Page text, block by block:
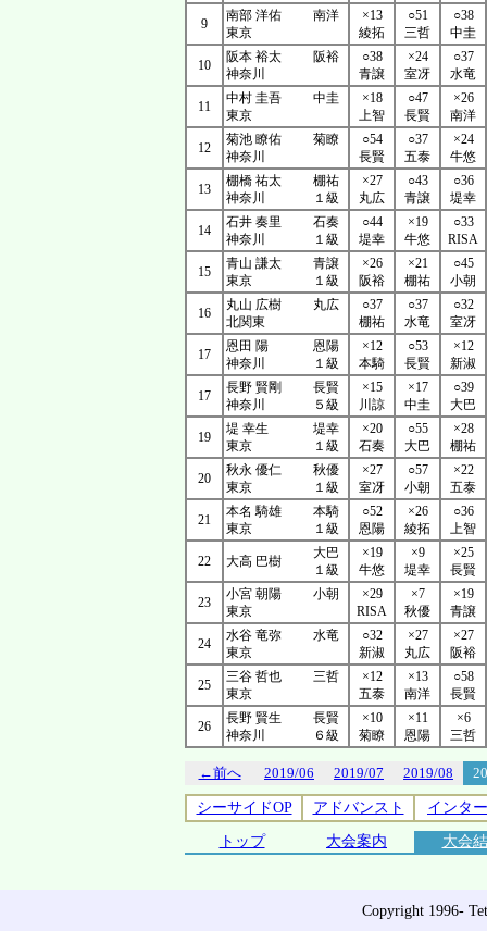
9
南部 洋佑
東京
南洋
×13
綾拓
○51
三哲
○38
中圭
10
阪本 裕太
神奈川
阪裕
○38
青譲
×24
室冴
○37
水竜
11
中村 圭吾
東京
中圭
×18
上智
○47
長賢
×26
南洋
12
菊池 瞭佑
神奈川
菊瞭
○54
長賢
○37
五泰
×24
牛悠
13
棚橋 祐太
神奈川
棚祐
１級
×27
丸広
○43
青譲
○36
堤幸
14
石井 奏里
神奈川
石奏
１級
○44
堤幸
×19
牛悠
○33
RISA
15
青山 謙太
東京
青譲
１級
×26
阪裕
×21
棚祐
○45
小朝
16
丸山 広樹
北関東
丸広
○37
棚祐
○37
水竜
○32
室冴
17
恩田 陽
神奈川
恩陽
１級
×12
本騎
○53
長賢
×12
新淑
17
長野 賢剛
神奈川
長賢
５級
×15
川諒
×17
中圭
○39
大巴
19
堤 幸生
東京
堤幸
１級
×20
石奏
○55
大巴
×28
棚祐
20
秋永 優仁
東京
秋優
１級
×27
室冴
○57
小朝
×22
五泰
21
本名 騎雄
東京
本騎
１級
○52
恩陽
×26
綾拓
○36
上智
22 大高 巴樹
大巴
１級
×19
牛悠
×9
堤幸
×25
長賢
23
小宮 朝陽
東京
小朝
×29
RISA
×7
秋優
×19
青譲
24
水谷 竜弥
東京
水竜
○32
新淑
×27
丸広
×27
阪裕
25
三谷 哲也
東京
三哲
×12
五泰
×13
南洋
○58
長賢
26
長野 賢生
神奈川
長賢
６級
×10
菊瞭
×11
恩陽
×6
三哲
←前へ 2019/06 2019/07 2019/08
シーサイドOP アドバンスト インタ
トップ 大会案内 大会
Copyright 1996-